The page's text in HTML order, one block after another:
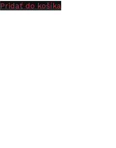
Pridať do košíka